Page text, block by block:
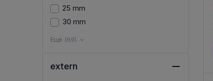
25 mm
30 mm
Ещё (69)
extern